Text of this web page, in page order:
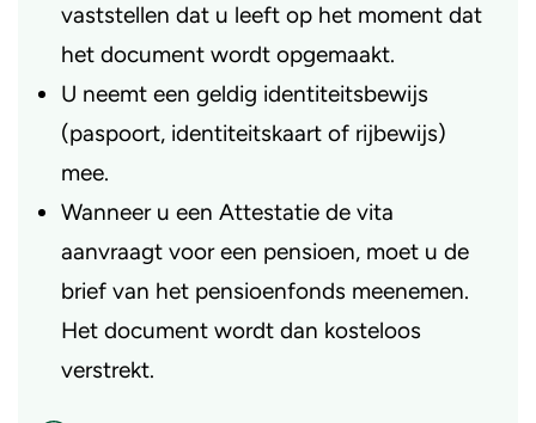
vaststellen dat u leeft op het moment dat
het document wordt opgemaakt.
U neemt een geldig identiteitsbewijs
(paspoort, identiteitskaart of rijbewijs)
mee.
Wanneer u een Attestatie de vita
aanvraagt voor een pensioen, moet u de
brief van het pensioenfonds meenemen.
Het document wordt dan kosteloos
verstrekt.